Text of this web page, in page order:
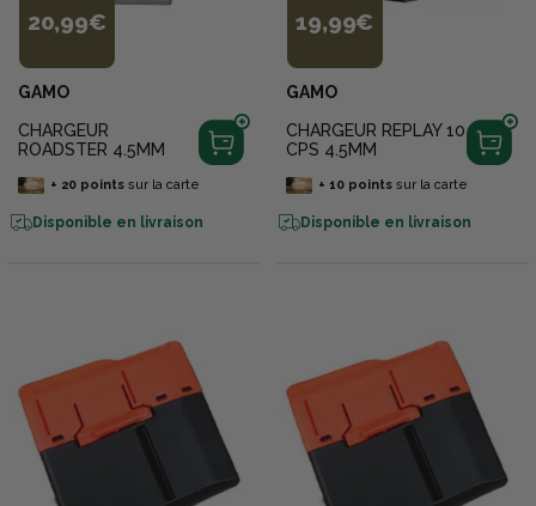
20,99€
GAMO
CHARGEUR
ROADSTER 4.5MM
+ 20pointssur la carte
Disponible en livraison
19,99€
GAMO
CHARGEUR REPLAY 10
CPS 4.5MM
+ 10pointssur la carte
Disponible en livraison